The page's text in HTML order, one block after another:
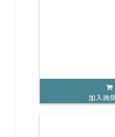
加入詢